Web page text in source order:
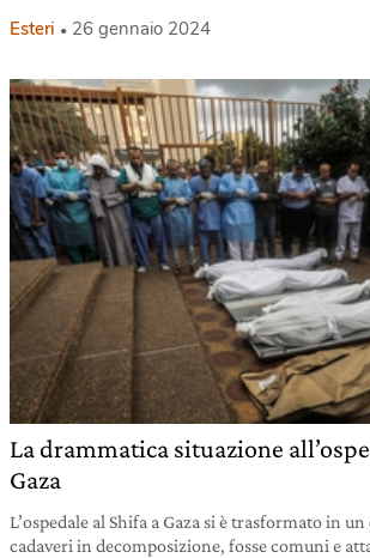
Esteri 26 gennaio 2024
La drammatica situazione
Gaza
L’ospedale al Shifa a Gaza si è trasformato in
cadaveri in decomposizione, fosse comuni e